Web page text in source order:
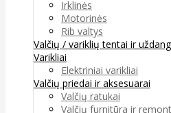
Irklinės
Motorinės
Rib valtys
Valčių / variklių tentai ir
Varikliai
Elektriniai varikliai
Valčių priedai ir aksesuarai
Valčių ratukai
Valčių furnitūra ir